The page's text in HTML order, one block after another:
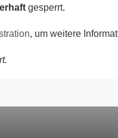
gesperrt.
, um weitere